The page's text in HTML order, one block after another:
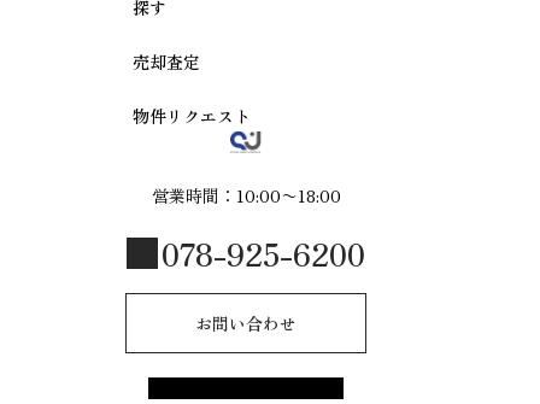
探す
売却査定
物件リクエスト
営業時間：10:00〜18:00
078-925-6200
お問い合わせ